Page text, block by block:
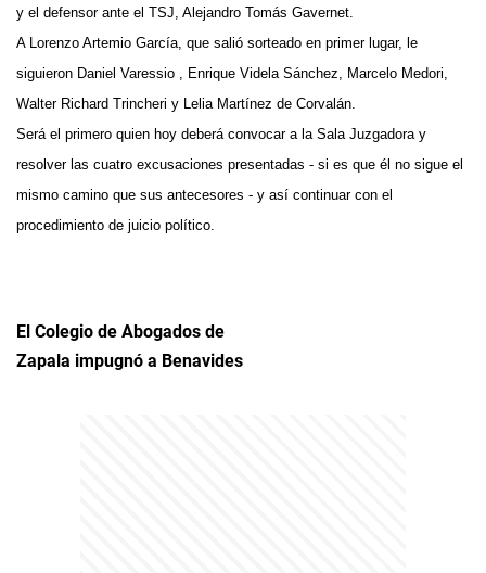
y el defensor ante el TSJ, Alejandro Tomás Gavernet.
A Lorenzo Artemio García, que salió sorteado en primer lugar, le
siguieron Daniel Varessio , Enrique Videla Sánchez, Marcelo Medori,
Walter Richard Trincheri y Lelia Martínez de Corvalán.
Será el primero quien hoy deberá convocar a la Sala Juzgadora y
resolver las cuatro excusaciones presentadas - si es que él no sigue el
mismo camino que sus antecesores - y así continuar con el
procedimiento de juicio político.
El Colegio de Abogados de
Zapala impugnó a Benavides